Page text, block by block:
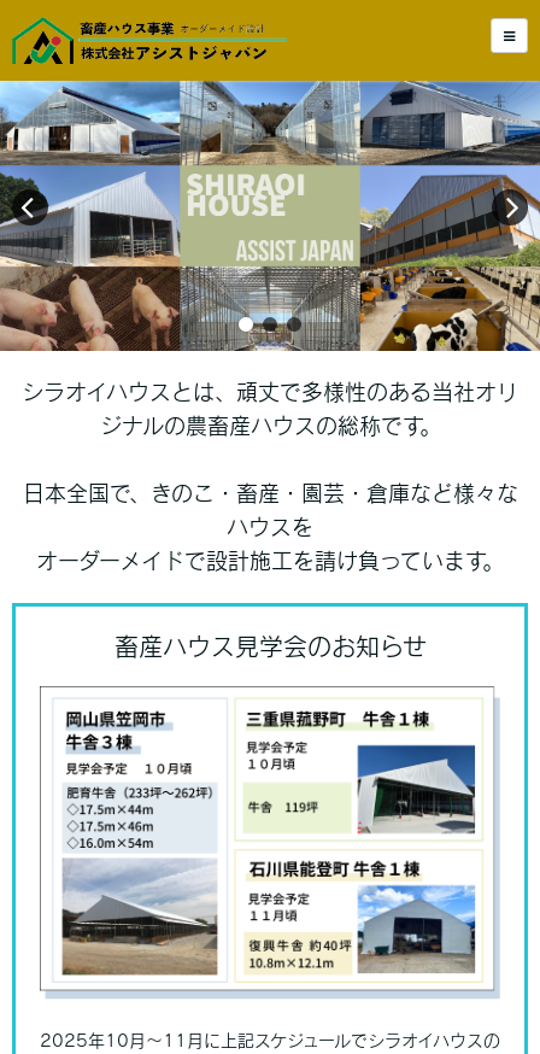
シラオイハウスとは、頑丈で多様性のある当社オリ
ジナルの農畜産ハウスの総称です。
日本全国で、きのこ・畜産・園芸・倉庫など様々な
ハウスを
オーダーメイドで設計施工を請け負っています。
畜産ハウス見学会のお知らせ
2025年10月〜11月に上記スケジュールでシラオイハウスの